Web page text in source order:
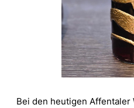
Bei den heutigen